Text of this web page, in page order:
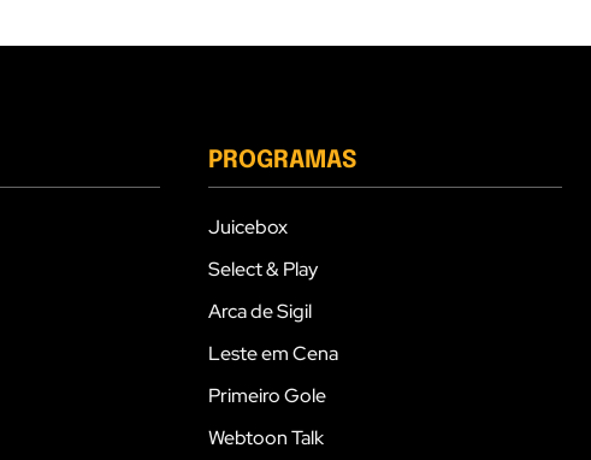
PROGRAMAS
Juicebox
Select & Play
Arca de Sigil
Leste em Cena
Primeiro Gole
Webtoon Talk